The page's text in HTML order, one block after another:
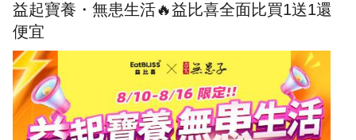
益起寶養・無患生活🔥益比喜全面比買1送1還
便宜